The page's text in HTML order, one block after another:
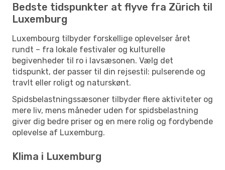
Bedste tidspunkter at flyve fra Zürich til
Luxemburg
Luxembourg tilbyder forskellige oplevelser året
rundt – fra lokale festivaler og kulturelle
begivenheder til ro i lavsæsonen. Vælg det
tidspunkt, der passer til din rejsestil: pulserende og
travlt eller roligt og naturskønt.
Spidsbelastningssæsoner tilbyder flere aktiviteter og
mere liv, mens måneder uden for spidsbelastning
giver dig bedre priser og en mere rolig og fordybende
oplevelse af Luxemburg.
Klima i Luxemburg